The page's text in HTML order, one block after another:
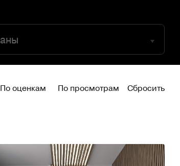
По оценкам По просмотрам Сбросить